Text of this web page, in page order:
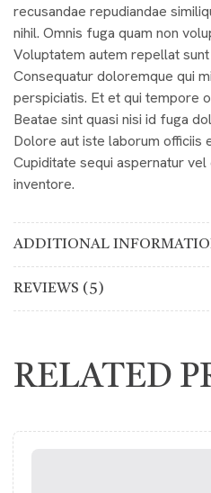
recusandae repudiandae
nihil. Omnis fuga quam non
Voluptatem autem repellat
Consequatur doloremque qui
perspiciatis. Et et qui tempore
Beatae sint quasi nisi id fuga
Dolore aut iste laborum officiis
Cupiditate sequi aspernatur
inventore.
ADDITIONAL
REVIEWS (5)
RELATED